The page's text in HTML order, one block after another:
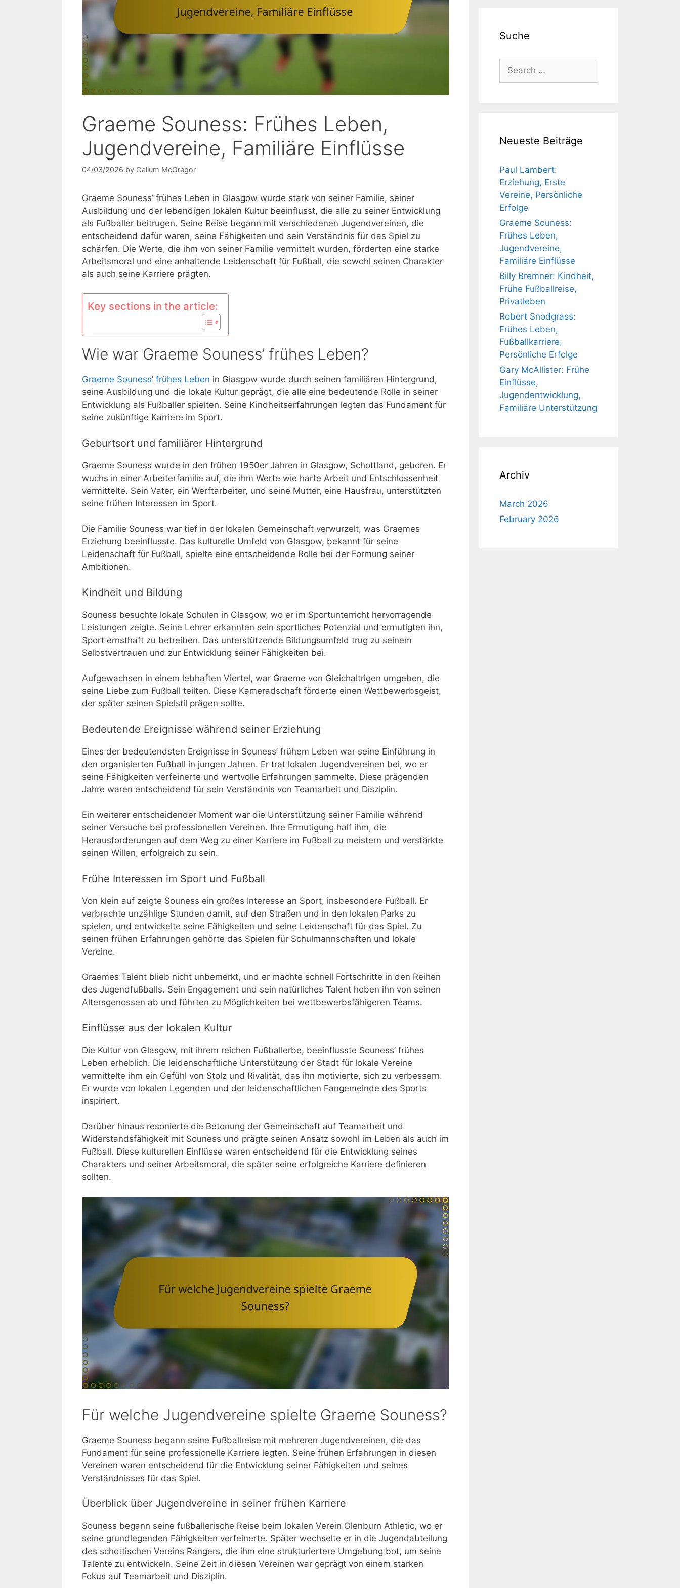
Graeme Souness: Frühes Leben,
Jugendvereine, Familiäre Einflüsse
04/03/2026 by Callum McGregor
Graeme Souness’ frühes Leben in Glasgow wurde stark von seiner Familie, seiner
Ausbildung und der lebendigen lokalen Kultur beeinflusst, die alle zu seiner Entwicklung
als Fußballer beitrugen. Seine Reise begann mit verschiedenen Jugendvereinen, die
entscheidend dafür waren, seine Fähigkeiten und sein Verständnis für das Spiel zu
schärfen. Die Werte, die ihm von seiner Familie vermittelt wurden, förderten eine starke
Arbeitsmoral und eine anhaltende Leidenschaft für Fußball, die sowohl seinen Charakter
als auch seine Karriere prägten.
Key sections in the article:
Wie war Graeme Souness’ frühes Leben?
Graeme Souness’ frühes Leben in Glasgow wurde durch seinen familiären Hintergrund,
seine Ausbildung und die lokale Kultur geprägt, die alle eine bedeutende Rolle in seiner
Entwicklung als Fußballer spielten. Seine Kindheitserfahrungen legten das Fundament für
seine zukünftige Karriere im Sport.
Geburtsort und familiärer Hintergrund
Graeme Souness wurde in den frühen 1950er Jahren in Glasgow, Schottland, geboren. Er
wuchs in einer Arbeiterfamilie auf, die ihm Werte wie harte Arbeit und Entschlossenheit
vermittelte. Sein Vater, ein Werftarbeiter, und seine Mutter, eine Hausfrau, unterstützten
seine frühen Interessen im Sport.
Die Familie Souness war tief in der lokalen Gemeinschaft verwurzelt, was Graemes
Erziehung beeinflusste. Das kulturelle Umfeld von Glasgow, bekannt für seine
Leidenschaft für Fußball, spielte eine entscheidende Rolle bei der Formung seiner
Ambitionen.
Kindheit und Bildung
Souness besuchte lokale Schulen in Glasgow, wo er im Sportunterricht hervorragende
Leistungen zeigte. Seine Lehrer erkannten sein sportliches Potenzial und ermutigten ihn,
Sport ernsthaft zu betreiben. Das unterstützende Bildungsumfeld trug zu seinem
Selbstvertrauen und zur Entwicklung seiner Fähigkeiten bei.
Aufgewachsen in einem lebhaften Viertel, war Graeme von Gleichaltrigen umgeben, die
seine Liebe zum Fußball teilten. Diese Kameradschaft förderte einen Wettbewerbsgeist,
der später seinen Spielstil prägen sollte.
Bedeutende Ereignisse während seiner Erziehung
Eines der bedeutendsten Ereignisse in Souness’ frühem Leben war seine Einführung in
den organisierten Fußball in jungen Jahren. Er trat lokalen Jugendvereinen bei, wo er
seine Fähigkeiten verfeinerte und wertvolle Erfahrungen sammelte. Diese prägenden
Jahre waren entscheidend für sein Verständnis von Teamarbeit und Disziplin.
Ein weiterer entscheidender Moment war die Unterstützung seiner Familie während
seiner Versuche bei professionellen Vereinen. Ihre Ermutigung half ihm, die
Herausforderungen auf dem Weg zu einer Karriere im Fußball zu meistern und verstärkte
seinen Willen, erfolgreich zu sein.
Frühe Interessen im Sport und Fußball
Von klein auf zeigte Souness ein großes Interesse an Sport, insbesondere Fußball. Er
verbrachte unzählige Stunden damit, auf den Straßen und in den lokalen Parks zu
spielen, und entwickelte seine Fähigkeiten und seine Leidenschaft für das Spiel. Zu
seinen frühen Erfahrungen gehörte das Spielen für Schulmannschaften und lokale
Vereine.
Graemes Talent blieb nicht unbemerkt, und er machte schnell Fortschritte in den Reihen
des Jugendfußballs. Sein Engagement und sein natürliches Talent hoben ihn von seinen
Altersgenossen ab und führten zu Möglichkeiten bei wettbewerbsfähigeren Teams.
Einflüsse aus der lokalen Kultur
Die Kultur von Glasgow, mit ihrem reichen Fußballerbe, beeinflusste Souness’ frühes
Leben erheblich. Die leidenschaftliche Unterstützung der Stadt für lokale Vereine
vermittelte ihm ein Gefühl von Stolz und Rivalität, das ihn motivierte, sich zu verbessern.
Er wurde von lokalen Legenden und der leidenschaftlichen Fangemeinde des Sports
inspiriert.
Darüber hinaus resonierte die Betonung der Gemeinschaft auf Teamarbeit und
Widerstandsfähigkeit mit Souness und prägte seinen Ansatz sowohl im Leben als auch im
Fußball. Diese kulturellen Einflüsse waren entscheidend für die Entwicklung seines
Charakters und seiner Arbeitsmoral, die später seine erfolgreiche Karriere definieren
sollten.
Für welche Jugendvereine spielte Graeme Souness?
Graeme Souness begann seine Fußballreise mit mehreren Jugendvereinen, die das
Fundament für seine professionelle Karriere legten. Seine frühen Erfahrungen in diesen
Vereinen waren entscheidend für die Entwicklung seiner Fähigkeiten und seines
Verständnisses für das Spiel.
Überblick über Jugendvereine in seiner frühen Karriere
Souness begann seine fußballerische Reise beim lokalen Verein Glenburn Athletic, wo er
seine grundlegenden Fähigkeiten verfeinerte. Später wechselte er in die Jugendabteilung
des schottischen Vereins Rangers, die ihm eine strukturiertere Umgebung bot, um seine
Talente zu entwickeln. Seine Zeit in diesen Vereinen war geprägt von einem starken
Fokus auf Teamarbeit und Disziplin.
Suche
Search
for:
Neueste Beiträge
Paul Lambert:
Erziehung, Erste
Vereine, Persönliche
Erfolge
Graeme Souness:
Frühes Leben,
Jugendvereine,
Familiäre Einflüsse
Billy Bremner: Kindheit,
Frühe Fußballreise,
Privatleben
Robert Snodgrass:
Frühes Leben,
Fußballkarriere,
Persönliche Erfolge
Gary McAllister: Frühe
Einflüsse,
Jugendentwicklung,
Familiäre Unterstützung
Archiv
March 2026
February 2026